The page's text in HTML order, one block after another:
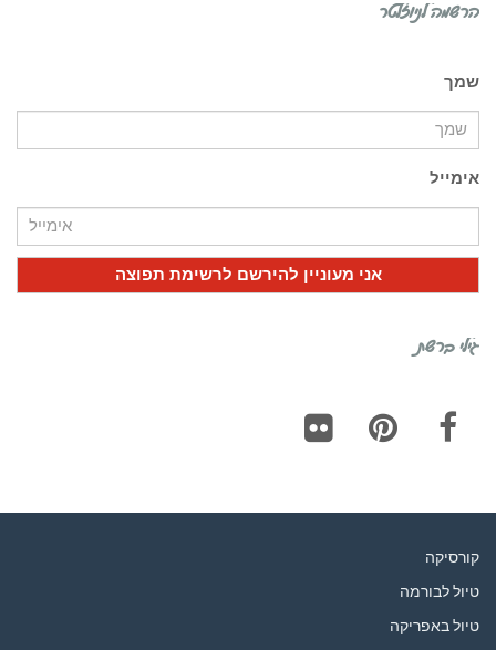
הרשמה לניוזלטר
שמך
אימייל
גילי ברשת
קורסיקה
טיול לבורמה
טיול באפריקה